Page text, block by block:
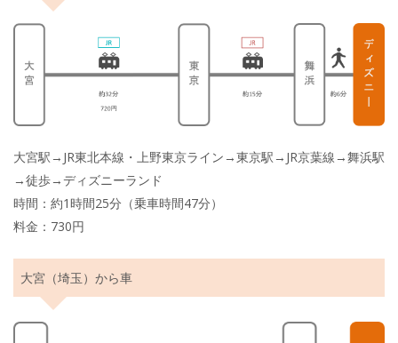
大宮駅→JR東北本線・上野東京ライン→東京駅→JR京葉線→舞浜駅
→徒歩→ディズニーランド
時間：約1時間25分（乗車時間47分）
料金：730円
大宮（埼玉）から車